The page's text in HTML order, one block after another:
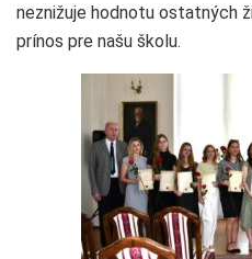
neznižuje hodnotu ostatných
prínos pre našu školu.